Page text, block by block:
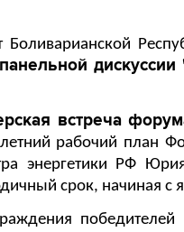
панельной
встреча
рабочий план
энергетики РФ
срок, начиная с
победителей